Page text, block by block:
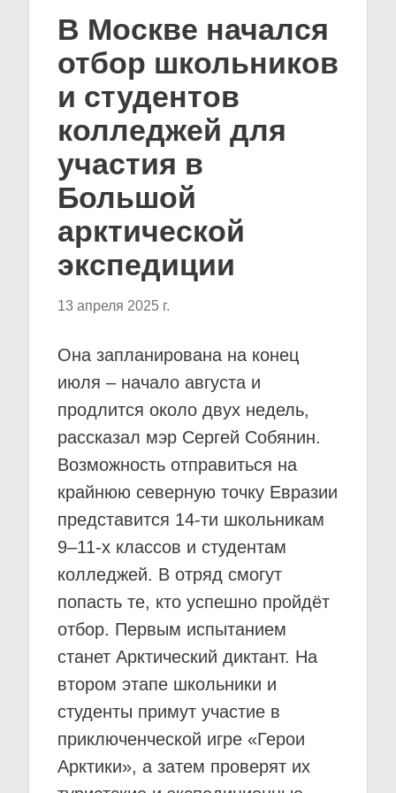
В Москве начался
отбор школьников
и студентов
колледжей для
участия в
Большой
арктической
экспедиции
13 апреля 2025 г.
Она запланирована на конец
июля – начало августа и
продлится около двух недель,
рассказал мэр Сергей Собянин.
Возможность отправиться на
крайнюю северную точку Евразии
представится 14-ти школьникам
9–11-х классов и студентам
колледжей. В отряд смогут
попасть те, кто успешно пройдёт
отбор. Первым испытанием
станет Арктический диктант. На
втором этапе школьники и
студенты примут участие в
приключенческой игре «Герои
Арктики», а затем проверят их